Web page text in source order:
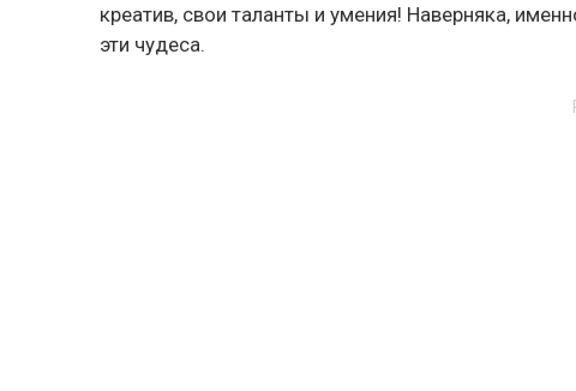
креатив, свои таланты и умения! Наверняка,
эти чудеса.